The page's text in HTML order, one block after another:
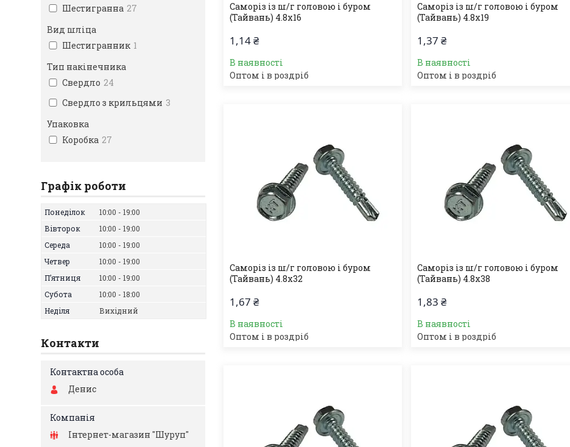
Саморіз із ш/г головою і буром
(Тайвань) 4.8х16
1,14 ₴
В наявності
Оптом і в роздріб
Саморіз із ш/г головою і буром
(Тайвань) 4.8х19
1,37 ₴
В наявності
Оптом і в роздріб
Саморіз із ш/г головою і буром
(Тайвань) 4.8х32
1,67 ₴
В наявності
Оптом і в роздріб
Саморіз із ш/г головою і буром
(Тайвань) 4.8х38
1,83 ₴
В наявності
Оптом і в роздріб
Шестигранна 27
Вид шліца
Шестигранник 1
Тип накінечника
Свердло 24
Свердло з крильцями 3
Упаковка
Коробка 27
Графік роботи
Понеділок 10:00
19:00
Вівторок
10:00
19:00
Середа
10:00
19:00
Четвер
10:00
19:00
Пʼятниця
10:00
19:00
Субота
10:00
18:00
Неділя
Вихідний
Контакти
Денис
Інтернет-магазин "Шуруп"